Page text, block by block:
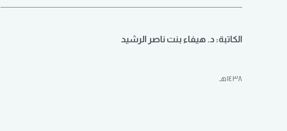
ــــــــــــــــــــــــــــــــــــــــــــــــــــــــــــــــــــــــــــــــــــــــــــــــــــــــــــــــــــــــــــــــــــــــــــــــــــــــــــــــ
الكاتبة: د. هيفاء بنت ناصر الرشيد
١٤٣٨هـ